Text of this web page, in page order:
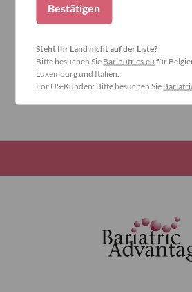
Bestätigen
Steht Ihr Land nicht auf der Liste?
Bitte besuchen Sie Barinutrics.eu für
Luxemburg und Italien.
For US-Kunden: Bitte besuchen Sie